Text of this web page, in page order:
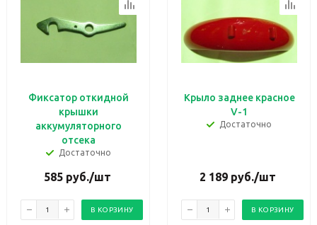
Фиксатор откидной
крышки
аккумуляторного
отсека
Достаточно
585руб./шт
В КОРЗИНУ
Крыло заднее красное
V-1
Достаточно
2 189 руб./шт
В КОРЗИНУ